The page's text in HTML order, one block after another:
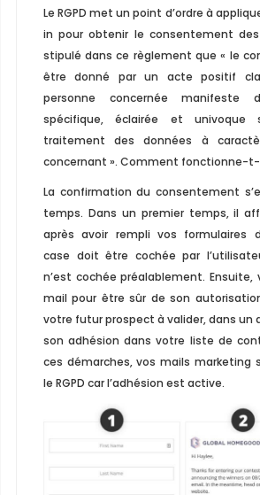
Le RGPD met un point d’ordre à
in pour obtenir le consentement
stipulé dans ce règlement que « le
être donné par un acte positif
personne concernée manifeste
spécifique, éclairée et univoque
traitement des données à
concernant ». Comment fonctionne-t-
La confirmation du consentement
temps. Dans un premier temps, il
après avoir rempli vos formulaires
case doit être cochée par
n’est cochée préalablement. Ensuite,
mail pour être sûr de son
votre futur prospect à valider, dans un
son adhésion dans votre liste de
ces démarches, vos mails marketing
le RGPD car l’adhésion est active.